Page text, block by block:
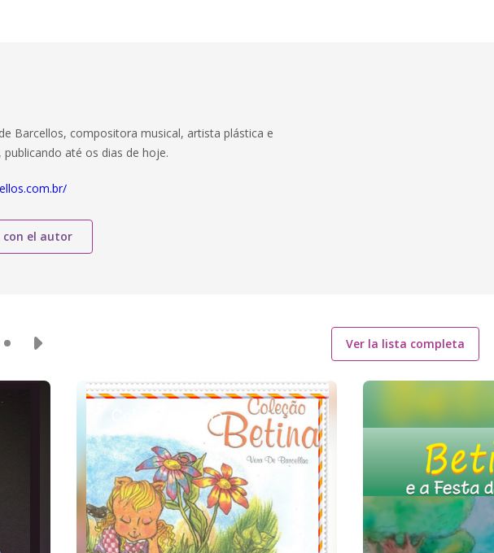
Barcellos, compositora musical, artista plástica e
até os dias de hoje.
con el autor
Ver la lista completa